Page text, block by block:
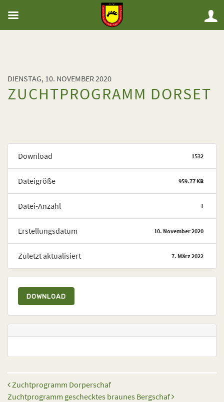
DIENSTAG, 10. NOVEMBER 2020
ZUCHTPROGRAMM DORSET
Download 1532
Dateigröße 959.77 KB
Datei-Anzahl 1
Erstellungsdatum 10. November 2020
Zuletzt aktualisiert 7. März 2022
DOWNLOAD
Beitrags-Navigation
Zuchtprogramm Dorperschaf
Zuchtprogramm geschecktes braunes Bergschaf